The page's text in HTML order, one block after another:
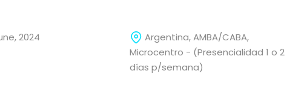
2024
Argentina, AMBA/CABA,
Microcentro - (Presencialidad 1 o 2
días p/semana)